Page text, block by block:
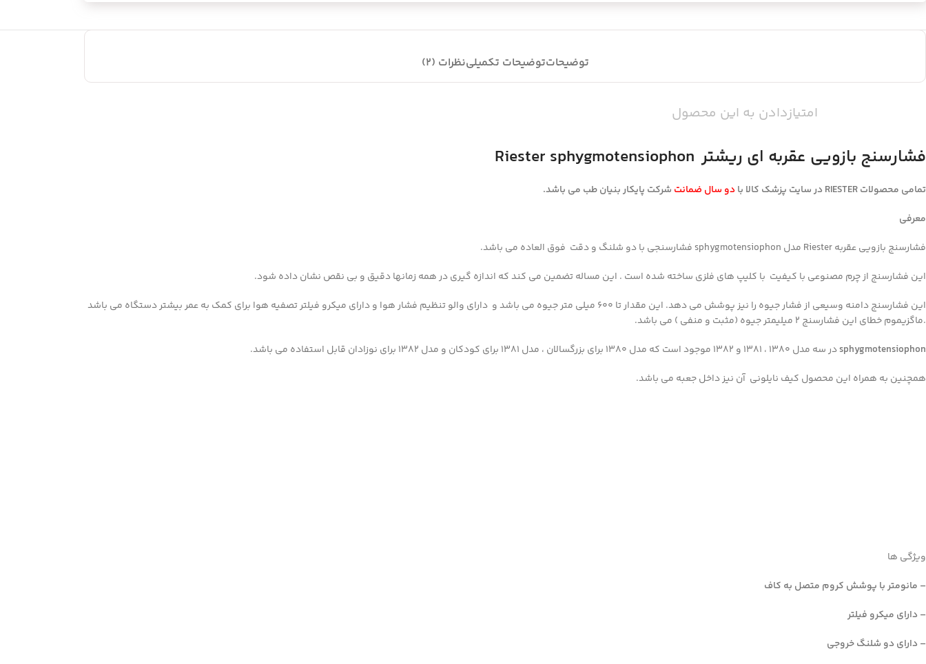
توضیحاتتوضیحات تکمیلینظرات (2)
امتیازدادن به این محصول
فشارسنج بازویی عقربه ای ریشتر Riester sphygmotensiophon
تمامی محصولاتRIESTER در سایت پزشک کالا بادو سال ضمانت شرکت پایکار بنیان طب می باشد.
معرفی
فشارسنج بازویی عقربه Riester مدل sphygmotensiophon فشارسنجی با دو شلنگ و دقت فوق العاده می باشد.
این فشارسنج از چرم مصنوعی با کیفیت با کلیپ های فلزی ساخته شده است . این مساله تضمین می کند که اندازه گیری در همه زمانها دقیق و بی نقص نشان داده شود.
این فشارسنج دامنه وسیعی از فشار جیوه را نیز پوشش می دهد. این مقدار تا 600 میلی متر جیوه می باشد و دارای والو تنظیم فشار هوا و دارای میکرو فیلتر تصفیه هوا برای کمک به عمر بیشتر دستگاه می باشد
.ماگزیموم خطای این فشارسنج 2 میلیمتر جیوه (مثبت و منفی ) می باشد.
sphygmotensiophonدر سه مدل 1380 ، 1381 و 1382 موجود است که مدل 1380 برای بزرگسالان ، مدل 1381 برای کودکان و مدل 1382 برای نوزادان قابل استفاده می باشد.
همچنین به همراه این محصول کیف نایلونی آن نیز داخل جعبه می باشد.
ویژگی ها
– مانومتر با پوشش کروم متصل به کاف
– دارای میکرو فیلتر
– دارای دو شلنگ خروجی